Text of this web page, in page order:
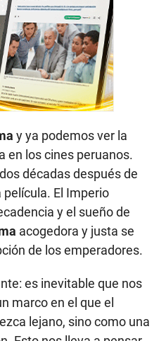
y ya podemos ver la
en los cines peruanos.
décadas después de
película. El Imperio
y el sueño de
acogedora y justa se
de los emperadores.
es inevitable que nos
marco en el que el
lejano, sino como una